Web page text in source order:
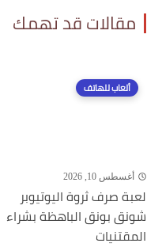
مقالات قد تهمك
ألعاب للهاتف
أغسطس 10, 2026
لعبة صرف ثروة اليوتيوبر
شونق بونق الباهظة بشراء
المقتنيات